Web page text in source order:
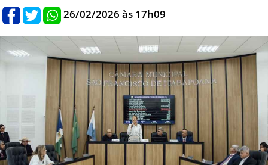
26/02/2026 às 17h09